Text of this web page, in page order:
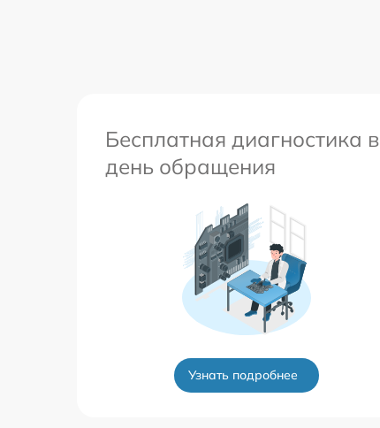
Бесплатная диагностика в
день обращения
Узнать подробнее